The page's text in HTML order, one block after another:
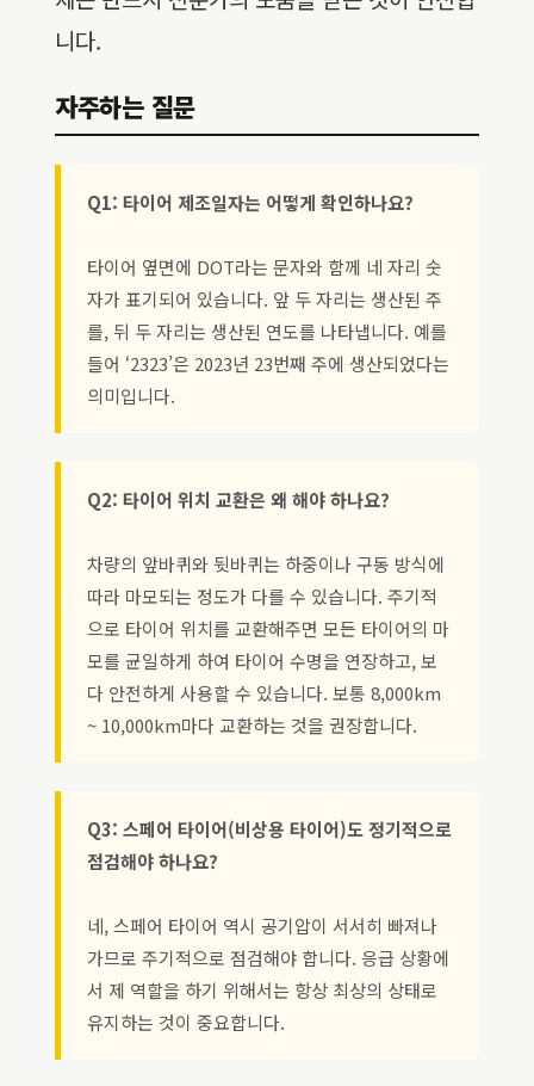
니다.
자주하는 질문
Q1: 타이어 제조일자는 어떻게 확인하나요?
타이어 옆면에 DOT라는 문자와 함께 네 자리 숫
자가 표기되어 있습니다. 앞 두 자리는 생산된 주
를, 뒤 두 자리는 생산된 연도를 나타냅니다. 예를
들어 ‘2323’은 2023년 23번째 주에 생산되었다는
의미입니다.
Q2: 타이어 위치 교환은 왜 해야 하나요?
차량의 앞바퀴와 뒷바퀴는 하중이나 구동 방식에
따라 마모되는 정도가 다를 수 있습니다. 주기적
으로 타이어 위치를 교환해주면 모든 타이어의 마
모를 균일하게 하여 타이어 수명을 연장하고, 보
다 안전하게 사용할 수 있습니다. 보통 8,000km
~ 10,000km마다 교환하는 것을 권장합니다.
Q3: 스페어 타이어(비상용 타이어)도 정기적으로
점검해야 하나요?
네, 스페어 타이어 역시 공기압이 서서히 빠져나
가므로 주기적으로 점검해야 합니다. 응급 상황에
서 제 역할을 하기 위해서는 항상 최상의 상태로
유지하는 것이 중요합니다.